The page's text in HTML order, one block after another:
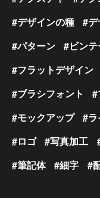
デザインの種
パターン
ビン
フラットデザイン
ブラシフォント
モックアップ
ロゴ
写真加工
筆記体
細字